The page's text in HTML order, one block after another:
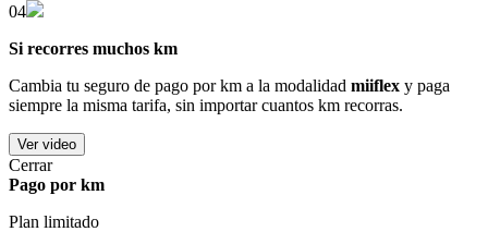
04
Si recorres muchos km
Cambia tu seguro de pago por km a la modalidad miiflex y paga
siempre la misma tarifa, sin importar cuantos km recorras.
Ver video
Cerrar
Pago por km
Plan limitado